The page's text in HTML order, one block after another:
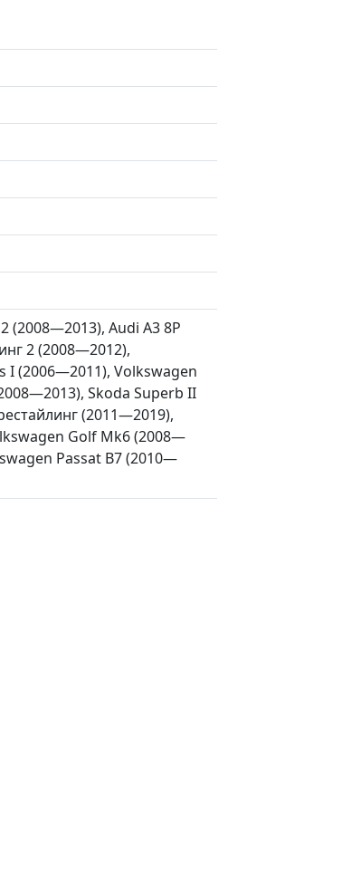
(2008—2013), Audi A3 8P
2 (2008—2012),
I (2006—2011), Volkswagen
Skoda Superb II
(2011—2019),
Golf Mk6 (2008—
Passat B7 (2010—